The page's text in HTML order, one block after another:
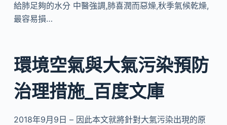
給肺足夠的水分 中醫強調,肺喜潤而惡燥,秋季氣候乾燥,
最容易損…
環境空氣與大氣污染預防
治理措施_百度文庫
2018年9月9日 – 因此本文就將針對大氣污染出現的原